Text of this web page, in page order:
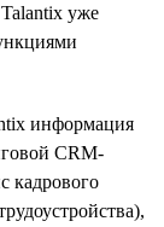
уже
информация
CRM-
кадрового